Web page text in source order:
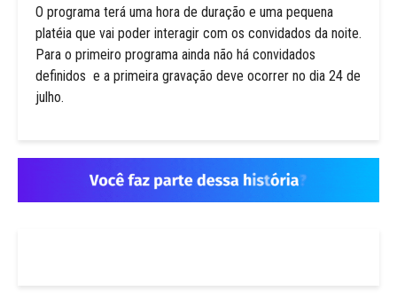
O programa terá uma hora de duração e uma pequena
platéia que vai poder interagir com os convidados da noite.
Para o primeiro programa ainda não há convidados
definidos e a primeira gravação deve ocorrer no dia 24 de
julho.